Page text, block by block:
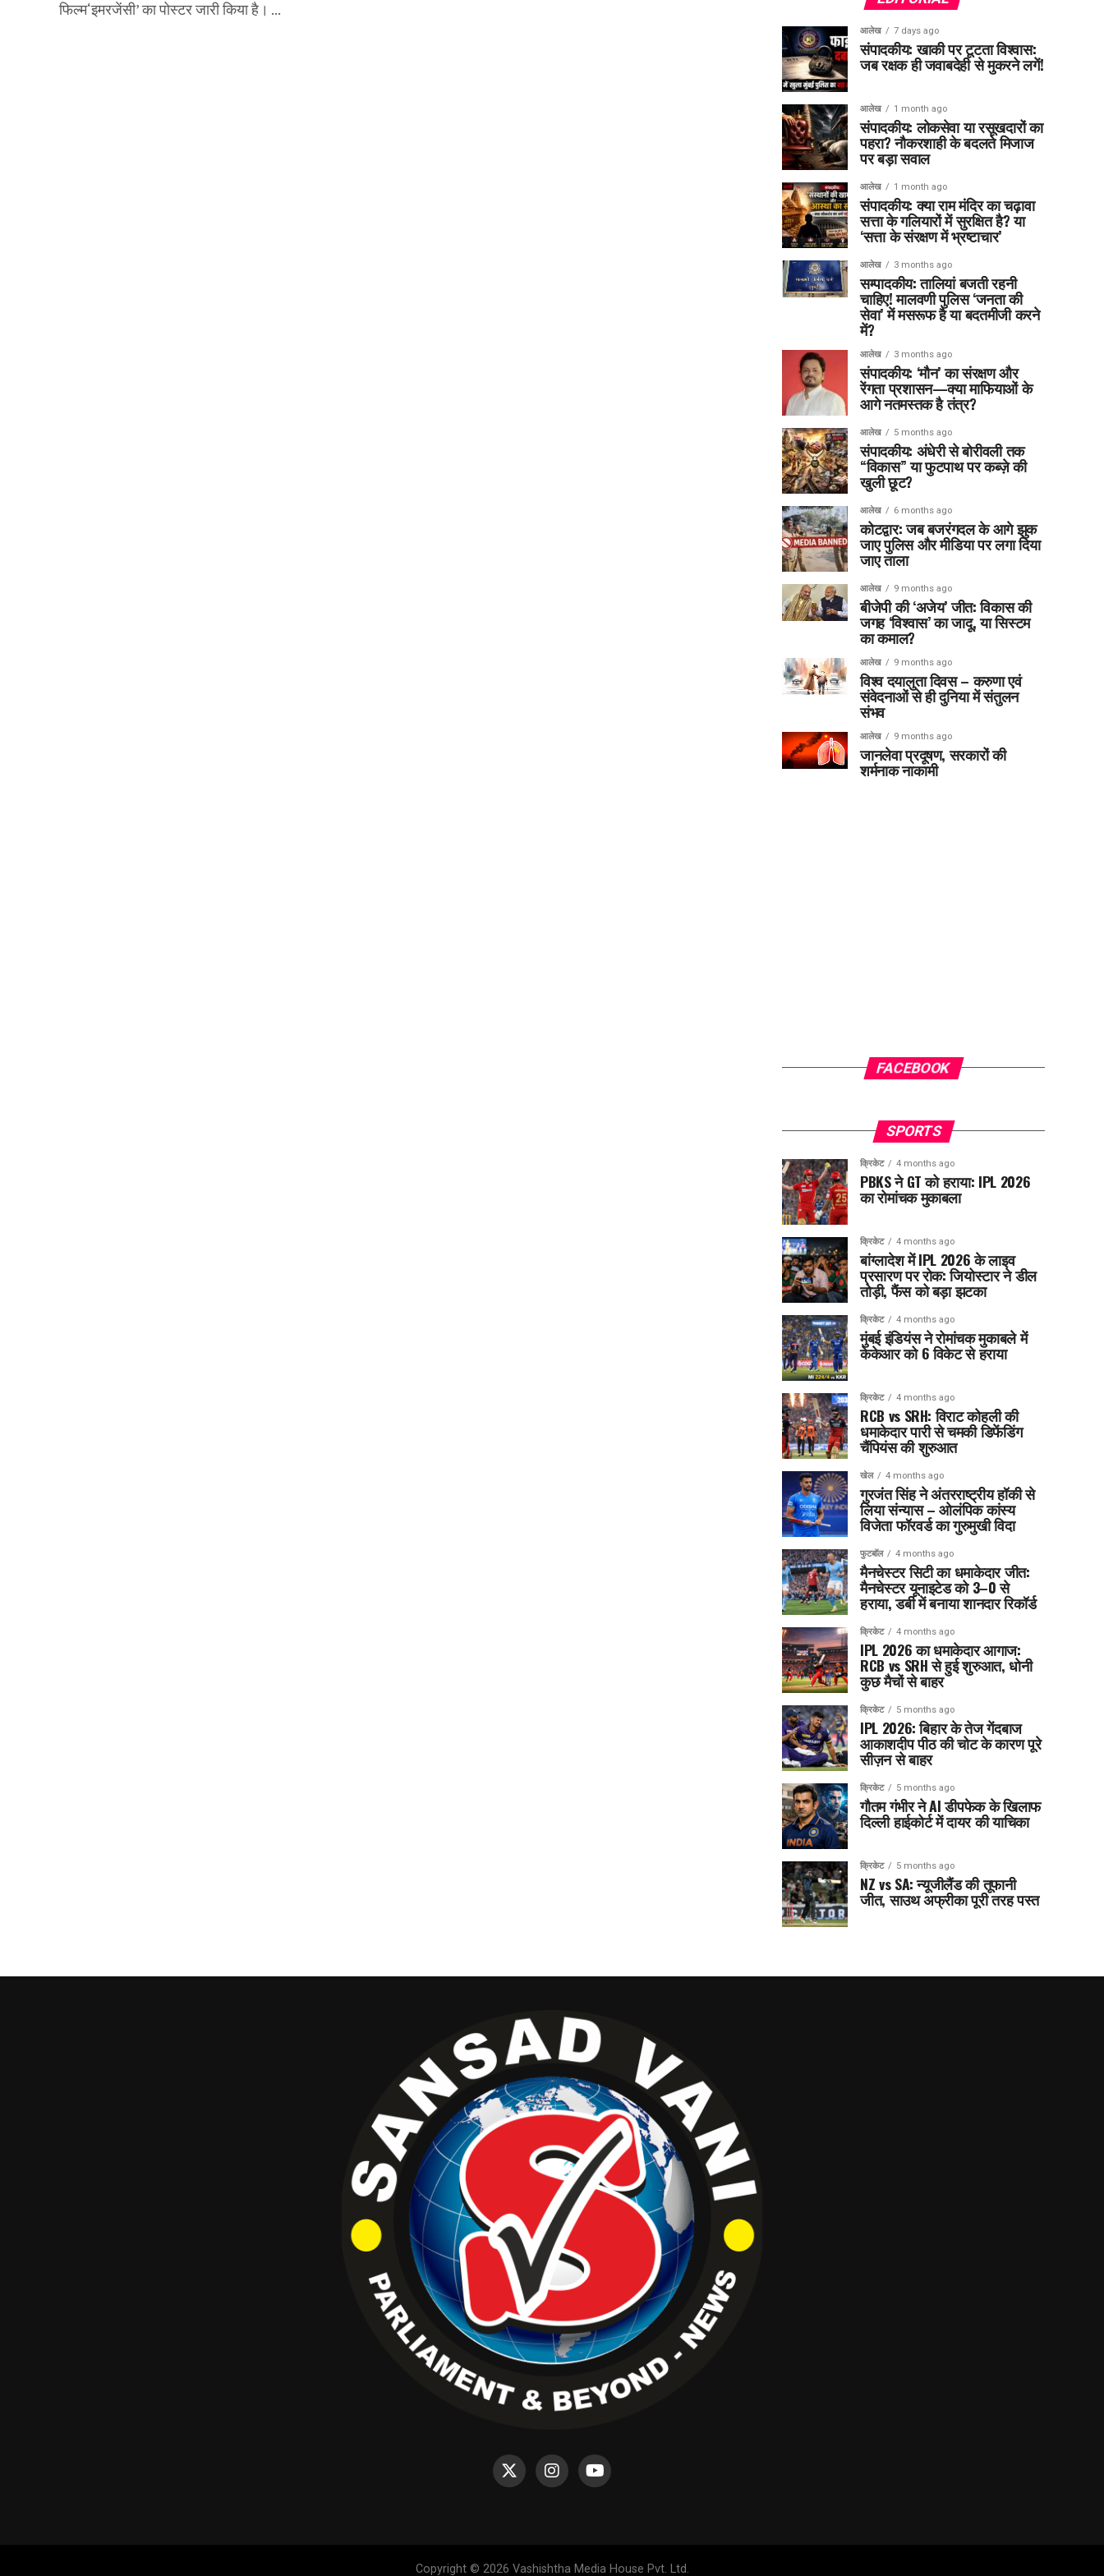
फिल्म‘इमरजेंसी’ का पोस्टर जारी किया है। ...
आलेख 7 days ago
संपादकीय: खाकी पर टूटता विश्वास:
जब रक्षक ही जवाबदेही से मुकरने लगें!
आलेख 1 month ago
संपादकीय: लोकसेवा या रसूखदारों का
पहरा? नौकरशाही के बदलते मिजाज
पर बड़ा सवाल
आलेख 1 month ago
संपादकीय: क्या राम मंदिर का चढ़ावा
सत्ता के गलियारों में सुरक्षित है? या
‘सत्ता के संरक्षण में भ्रष्टाचार’
आलेख 3 months ago
सम्पादकीय: तालियां बजती रहनी
चाहिए! मालवणी पुलिस ‘जनता की
सेवा’ में मसरूफ है या बदतमीजी करने
में?
आलेख 3 months ago
संपादकीय: ‘मौन’ का संरक्षण और
रेंगता प्रशासन—क्या माफियाओं के
आगे नतमस्तक है तंत्र?
आलेख 5 months ago
संपादकीय: अंधेरी से बोरीवली तक
“विकास” या फुटपाथ पर कब्ज़े की
खुली छूट?
आलेख 6 months ago
कोटद्वार: जब बजरंगदल के आगे झुक
जाए पुलिस और मीडिया पर लगा दिया
जाए ताला
आलेख 9 months ago
बीजेपी की ‘अजेय’ जीत: विकास की
जगह ‘विश्वास’ का जादू, या सिस्टम
का कमाल?
आलेख 9 months ago
विश्व दयालुता दिवस – करुणा एवं
संवेदनाओं से ही दुनिया में संतुलन
संभव
आलेख 9 months ago
जानलेवा प्रदूषण, सरकारों की
शर्मनाक नाकामी
FACEBOOK
SPORTS
क्रिकेट 4 months ago
PBKS ने GT को हराया: IPL 2026
का रोमांचक मुकाबला
क्रिकेट 4 months ago
बांग्लादेश में IPL 2026 के लाइव
प्रसारण पर रोक: जियोस्टार ने डील
तोड़ी, फैंस को बड़ा झटका
क्रिकेट 4 months ago
मुंबई इंडियंस ने रोमांचक मुकाबले में
केकेआर को 6 विकेट से हराया
क्रिकेट 4 months ago
RCB vs SRH: विराट कोहली की
धमाकेदार पारी से चमकी डिफेंडिंग
चैंपियंस की शुरुआत
खेल 4 months ago
गुरजंत सिंह ने अंतरराष्ट्रीय हॉकी से
लिया संन्यास – ओलंपिक कांस्य
विजेता फॉरवर्ड का गुरुमुखी विदा
फुटबॉल 4 months ago
मैनचेस्टर सिटी का धमाकेदार जीत:
मैनचेस्टर यूनाइटेड को 3–0 से
हराया, डर्बी में बनाया शानदार रिकॉर्ड
क्रिकेट 4 months ago
IPL 2026 का धमाकेदार आगाज:
RCB vs SRH से हुई शुरुआत, धोनी
कुछ मैचों से बाहर
क्रिकेट 5 months ago
IPL 2026: बिहार के तेज गेंदबाज
आकाशदीप पीठ की चोट के कारण पूरे
सीज़न से बाहर
क्रिकेट 5 months ago
गौतम गंभीर ने AI डीपफेक के खिलाफ
दिल्ली हाईकोर्ट में दायर की याचिका
क्रिकेट 5 months ago
NZ vs SA: न्यूजीलैंड की तूफानी
जीत, साउथ अफ्रीका पूरी तरह पस्त
Copyright © 2026 Vashishtha Media House Pvt. Ltd.